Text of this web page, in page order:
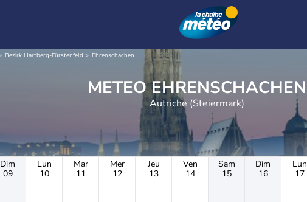
Bezirk Hartberg-Fürstenfeld Ehrenschachen
METEO EHRENSCHACHEN
Autriche (Steiermark)
Dim
09
Lun
10
Mar
11
Mer
12
Jeu
13
Ven
14
Sam
15
Dim
16
Lun
17